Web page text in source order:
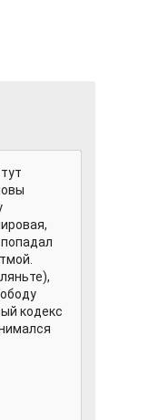
кодекс